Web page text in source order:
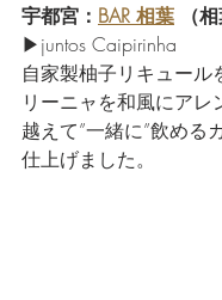
宇都宮： BAR 相葉 （
▶juntos Caipirinha
自家製柚子リキュール
リーニャを和風にアレ
越えて”一緒に”飲める
仕上げました。